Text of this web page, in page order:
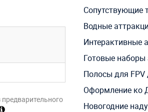
Сопутствующие
Водные
Интерактивные
Готовые наборы
Полосы для FPV
Оформление ко
Новогодние